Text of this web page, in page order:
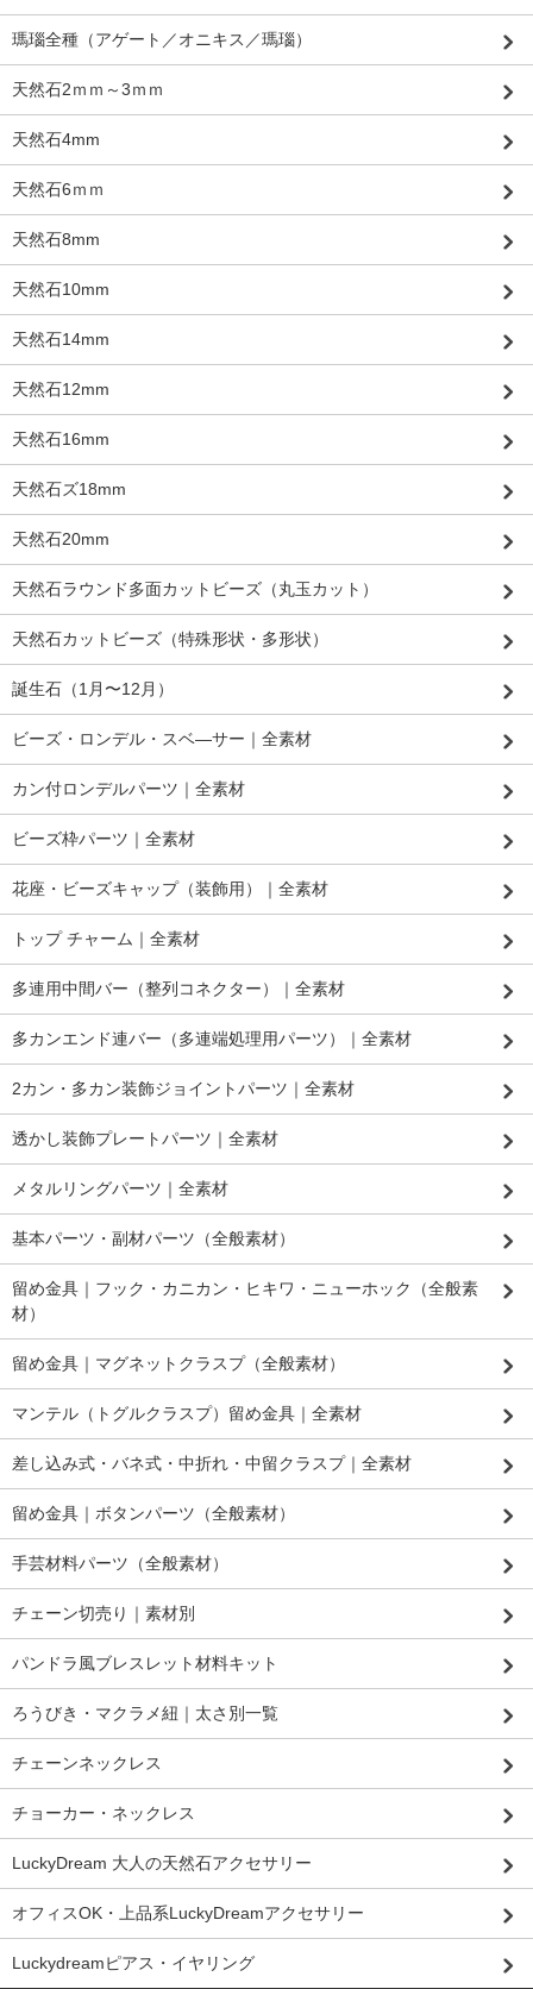
瑪瑙全種（アゲート／オニキス／瑪瑙）
天然石2ｍｍ～3ｍｍ
天然石4mm
天然石6ｍｍ
天然石8mm
天然石10mm
天然石14mm
天然石12mm
天然石16mm
天然石ズ18mm
天然石20mm
天然石ラウンド多面カットビーズ（丸玉カット）
天然石カットビーズ（特殊形状・多形状）
誕生石（1月〜12月）
ビーズ・ロンデル・スベ―サー｜全素材
カン付ロンデルパーツ｜全素材
ビーズ枠パーツ｜全素材
花座・ビーズキャップ（装飾用）｜全素材
トップ チャーム｜全素材
多連用中間バー（整列コネクター）｜全素材
多カンエンド連バー（多連端処理用パーツ）｜全素材
2カン・多カン装飾ジョイントパーツ｜全素材
透かし装飾プレートパーツ｜全素材
メタルリングパーツ｜全素材
基本パーツ・副材パーツ（全般素材）
留め金具｜フック・カニカン・ヒキワ・ニューホック（全般素
材）
留め金具｜マグネットクラスプ（全般素材）
マンテル（トグルクラスプ）留め金具｜全素材
差し込み式・バネ式・中折れ・中留クラスプ｜全素材
留め金具｜ボタンパーツ（全般素材）
手芸材料パーツ（全般素材）
チェーン切売り｜素材別
パンドラ風ブレスレット材料キット
ろうびき・マクラメ紐｜太さ別一覧
チェーンネックレス
チョーカー・ネックレス
LuckyDream 大人の天然石アクセサリー
オフィスOK・上品系LuckyDreamアクセサリー
Luckydreamピアス・イヤリング